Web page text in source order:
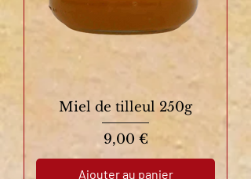
Miel de tilleul 250g
Prix
9,00 €
Ajouter au panier